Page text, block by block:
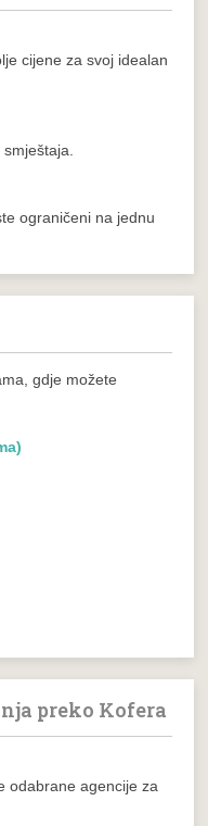
cijene za svoj idealan
ograničeni na jednu
gdje možete
preko Kofera
odabrane agencije za